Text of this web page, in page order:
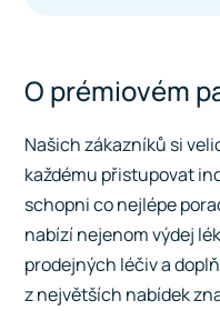
O prémiovém
Našich zákazníků si
každému přistupovat
schopni co nejlépe
nabízí nejenom výdej
prodejných léčiv a
z největších nabídek